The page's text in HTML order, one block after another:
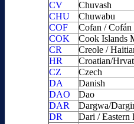
CV
Chuvash
CHU
Chuwabu
COF
Cofan / Cofán
COK
Cook Islands
CR
Creole /
HR
Croatian/
CZ
Czech
DA
Danish
DAO
Dao
DAR
Dargwa/
DR
Dari / Eastern